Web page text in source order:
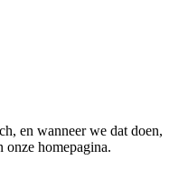
en wanneer we dat doen,
onze homepagina.